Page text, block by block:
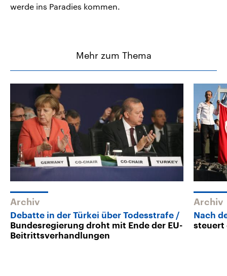
werde ins Paradies kommen.
Mehr zum Thema
Archiv
Debatte in der Türkei über Todesstrafe
Bundesregierung droht mit Ende der EU-
Beitrittsverhandlungen
Archiv
Nach
steuert